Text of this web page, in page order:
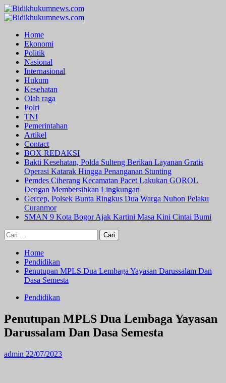
Skip
to
Primary
Home
Ekonomi
Politik
Nasional
Internasional
Hukum
Kesehatan
Olah raga
Polri
TNI
Pemerintahan
Artikel
Contact
BOX REDAKSI
Bakti Kesehatan, Polda Sulteng Berikan Layanan Gratis
Operasi Katarak Hingga Penanganan Stunting
Pemdes Ciherang Kecamatan Pacet Lakukan GOROL
Dengan Membersihkan Lingkungan
Gercep, Polsek Bunta Ringkus Dua Warga Nuhon Pelaku
Curanmor
SMAN 9 Kota Bogor Ajak Kartini Masa Kini Cintai Bumi
Cari
untuk:
Home
Pendidikan
Penutupan MPLS Dua Lembaga Yayasan Darussalam Dan
Dasa Semesta
Pendidikan
Penutupan MPLS Dua Lembaga Yayasan
Darussalam Dan Dasa Semesta
admin 22/07/2023